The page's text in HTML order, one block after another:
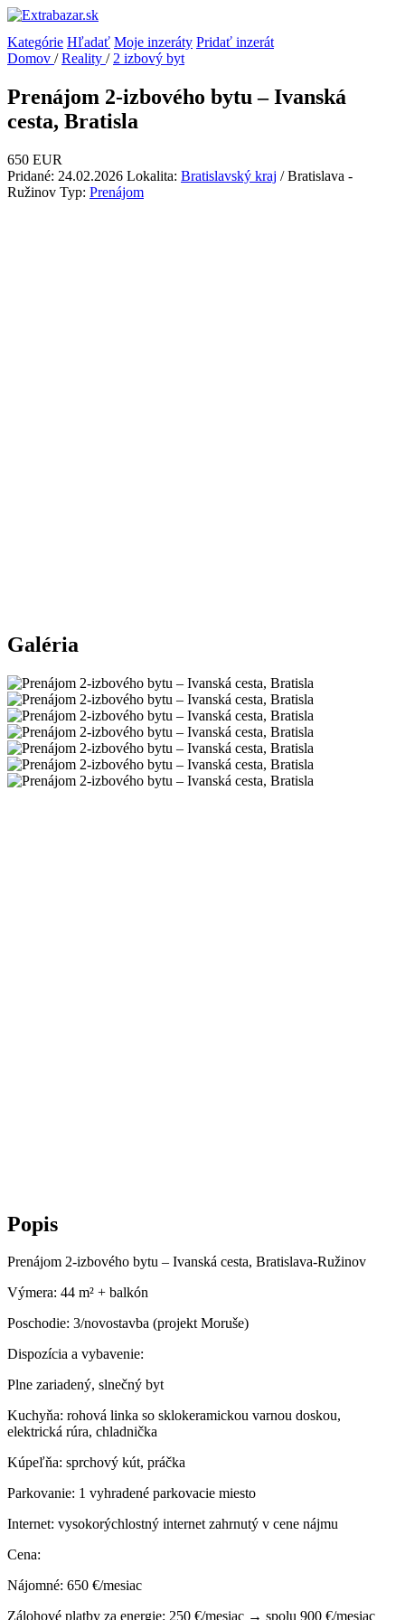
Kategórie Hľadať Moje inzeráty Pridať inzerát
Domov / Reality / 2 izbový byt
Prenájom 2-izbového bytu – Ivanská
cesta, Bratisla
650 EUR
Pridané: 24.02.2026 Lokalita: Bratislavský kraj / Bratislava -
Ružinov Typ: Prenájom
Galéria
Popis
Prenájom 2-izbového bytu – Ivanská cesta, Bratislava-Ružinov
Výmera: 44 m² + balkón
Poschodie: 3/novostavba (projekt Moruše)
Dispozícia a vybavenie:
Plne zariadený, slnečný byt
Kuchyňa: rohová linka so sklokeramickou varnou doskou,
elektrická rúra, chladnička
Kúpeľňa: sprchový kút, práčka
Parkovanie: 1 vyhradené parkovacie miesto
Internet: vysokorýchlostný internet zahrnutý v cene nájmu
Cena:
Nájomné: 650 €/mesiac
Zálohové platby za energie: 250 €/mesiac → spolu 900 €/mesiac